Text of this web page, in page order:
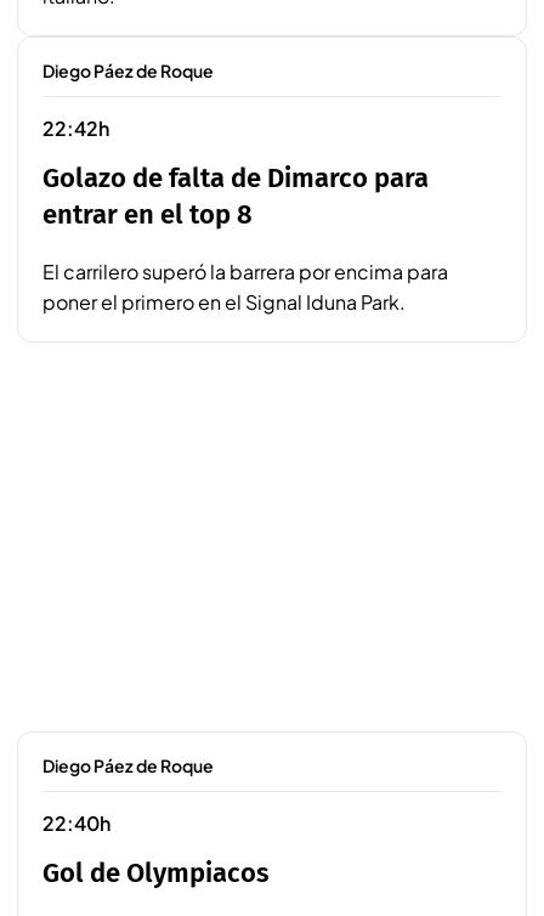
Diego Páez de Roque
22:42h
Golazo de falta de Dimarco para
entrar en el top 8
El carrilero superó la barrera por encima para
poner el primero en el Signal Iduna Park.
Diego Páez de Roque
22:40h
Gol de Olympiacos